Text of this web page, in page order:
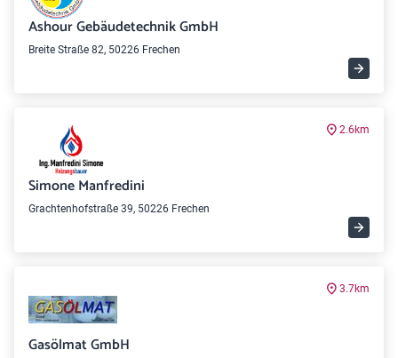
Ashour Gebäudetechnik GmbH
Breite Straße 82, 50226 Frechen
2.6km
Simone Manfredini
Grachtenhofstraße 39, 50226 Frechen
3.7km
Gasölmat GmbH